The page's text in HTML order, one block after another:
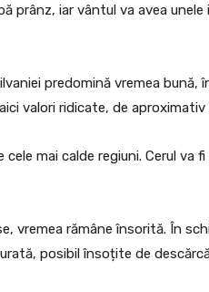
prânz, iar vântul va avea
predomină vremea
valori ridicate, de aproximativ
mai calde regiuni. Cerul va
vremea rămâne însorită. În
posibil însoțite de